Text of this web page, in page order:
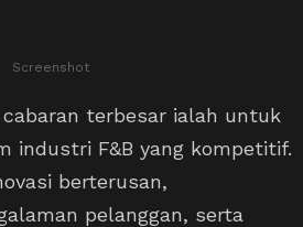
Screenshot
terbesar ialah untuk
industri F&B yang kompetitif.
berterusan,
pelanggan, serta